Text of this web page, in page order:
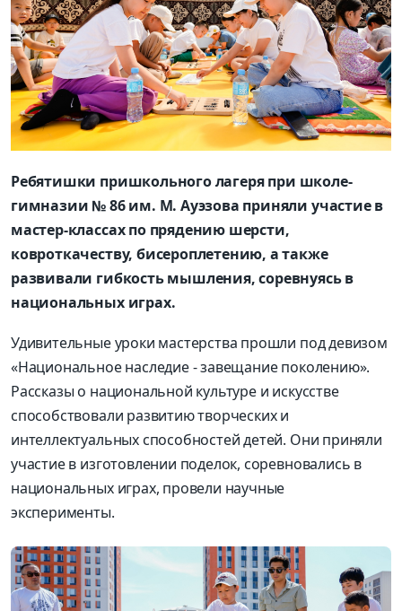
Ребятишки пришкольного лагеря при школе-
гимназии № 86 им. М. Ауэзова приняли участие в
мастер-классах по прядению шерсти,
ковроткачеству, бисероплетению, а также
развивали гибкость мышления, соревнуясь в
национальных играх.
Удивительные уроки мастерства прошли под девизом
«Национальное наследие -завещание поколению».
Рассказы о национальной культуре и искусстве
способствовали развитию творческих и
интеллектуальных способностей детей. Они приняли
участие в изготовлении поделок, соревновались в
национальных играх, провели научные
эксперименты.